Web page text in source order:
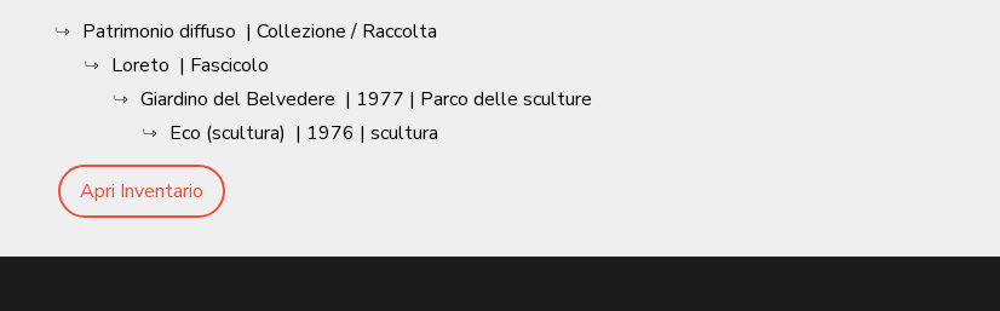
Patrimonio diffuso | Collezione / Raccolta
Loreto | Fascicolo
Giardino del Belvedere | 1977 | Parco delle sculture
Eco (scultura) | 1976 | scultura
Apri Inventario